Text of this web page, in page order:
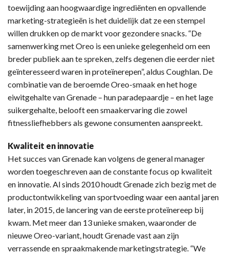
toewijding aan hoogwaardige ingrediënten en opvallende
marketing-strategieën is het duidelijk dat ze een stempel
willen drukken op de markt voor gezondere snacks. “De
samenwerking met Oreo is een unieke gelegenheid om een
breder publiek aan te spreken, zelfs degenen die eerder niet
geïnteresseerd waren in proteïnerepen”, aldus Coughlan. De
combinatie van de beroemde Oreo-smaak en het hoge
eiwitgehalte van Grenade – hun paradepaardje – en het lage
suikergehalte, belooft een smaakervaring die zowel
fitnessliefhebbers als gewone consumenten aanspreekt.
Kwaliteit en innovatie
Het succes van Grenade kan volgens de general manager
worden toegeschreven aan de constante focus op kwaliteit
en innovatie. Al sinds 2010 houdt Grenade zich bezig met de
productontwikkeling van sportvoeding waar een aantal jaren
later, in 2015, de lancering van de eerste proteïnereep bij
kwam. Met meer dan 13 unieke smaken, waaronder de
nieuwe Oreo-variant, houdt Grenade vast aan zijn
verrassende en spraakmakende marketingstrategie. “We